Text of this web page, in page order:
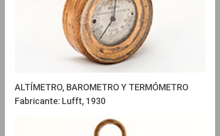
ALTÍMETRO, BAROMETRO Y TERMÓMETRO
Fabricante: Lufft, 1930